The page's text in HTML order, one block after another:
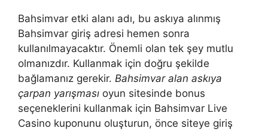
Bahsimvar etki alanı adı, bu askıya alınmış
Bahsimvar giriş adresi hemen sonra
kullanılmayacaktır. Önemli olan tek şey mutlu
olmanızdır. Kullanmak için doğru şekilde
bağlamanız gerekir. Bahsimvar alan askıya
çarpan yarışması oyun sitesinde bonus
seçeneklerini kullanmak için Bahsimvar Live
Casino kuponunu oluşturun, önce siteye giriş